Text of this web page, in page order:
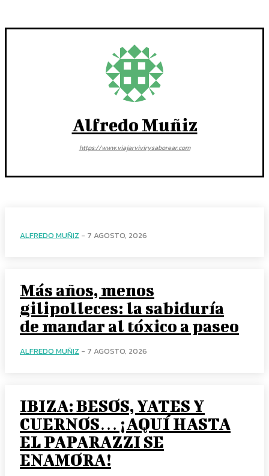
Alfredo Muñiz
https://www.viajarvivirysaborear.com
ALFREDO MUÑIZ - 7 AGOSTO, 2026
Más años, menos
gilipolleces: la sabiduría
de mandar al tóxico a paseo
ALFREDO MUÑIZ - 7 AGOSTO, 2026
IBIZA: BESOS, YATES Y
CUERNOS… ¡AQUÍ HASTA
EL PAPARAZZI SE
ENAMORA!